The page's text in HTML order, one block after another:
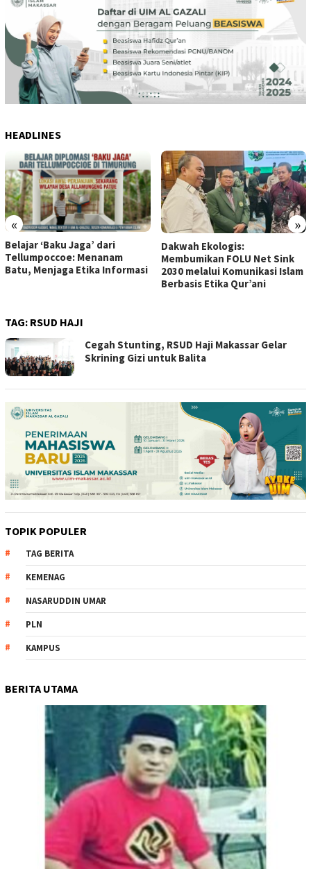
HEADLINES
« »
Belajar ‘Baku Jaga’ dari
Tellumpoccoe: Menanam
Batu, Menjaga Etika Informasi
Dakwah Ekologis:
Membumikan FOLU Net Sink
2030 melalui Komunikasi Islam
Berbasis Etika Qur’ani
TAG: RSUD HAJI
Cegah Stunting, RSUD Haji Makassar Gelar
Skrining Gizi untuk Balita
TOPIK POPULER
TAG BERITA
KEMENAG
NASARUDDIN UMAR
PLN
KAMPUS
BERITA UTAMA